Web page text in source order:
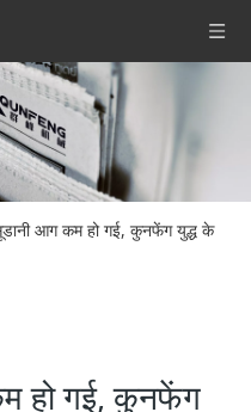
आग कम हो गई, कुनफेंग युद्ध के
हो गई, कुनफेंग